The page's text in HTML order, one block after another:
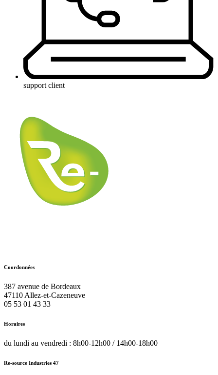
support client
Coordonnées
387 avenue de Bordeaux
47110 Allez-et-Cazeneuve
05 53 01 43 33
Horaires
du lundi au vendredi : 8h00-12h00 / 14h00-18h00
Re-source Industries 47